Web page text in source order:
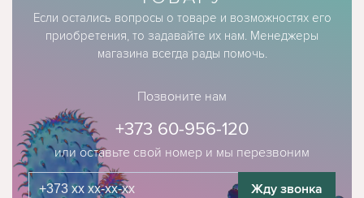
Если остались вопросы о товаре и возможностях его
приобретения, то задавайте их нам. Менеджеры
магазина всегда рады помочь.
Позвоните нам
или оставьте свой номер и мы перезвоним
+373 60-956-120
Жду звонка